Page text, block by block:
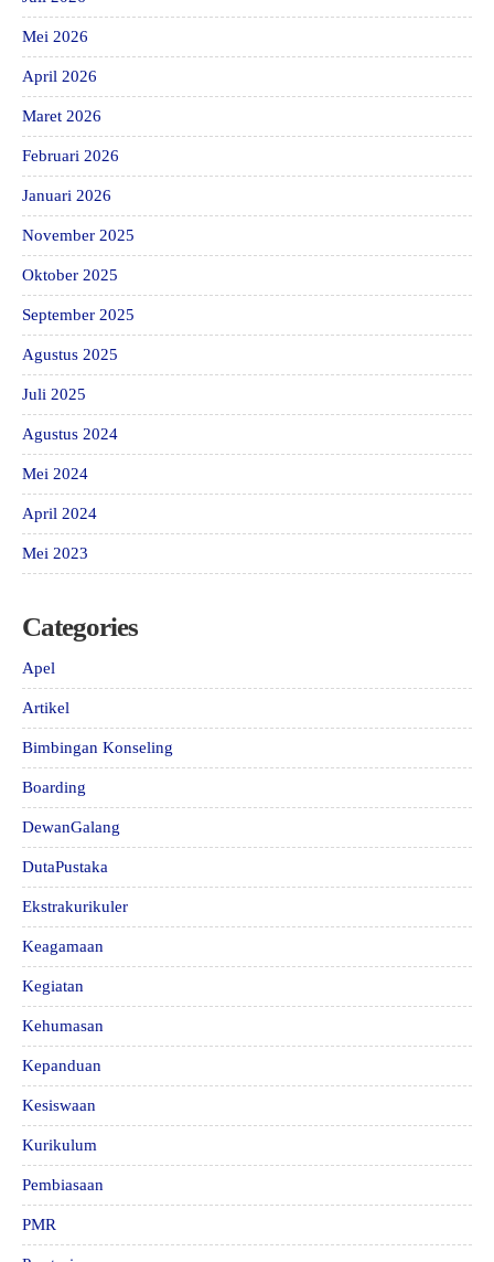
Mei 2026
April 2026
Maret 2026
Februari 2026
Januari 2026
November 2025
Oktober 2025
September 2025
Agustus 2025
Juli 2025
Agustus 2024
Mei 2024
April 2024
Mei 2023
Categories
Apel
Artikel
Bimbingan Konseling
Boarding
DewanGalang
DutaPustaka
Ekstrakurikuler
Keagamaan
Kegiatan
Kehumasan
Kepanduan
Kesiswaan
Kurikulum
Pembiasaan
PMR